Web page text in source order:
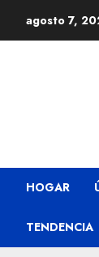
agosto 7,
HOGAR
TENDENCIA